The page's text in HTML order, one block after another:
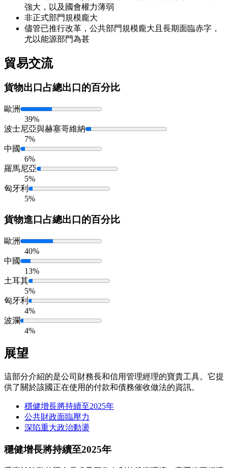
強大，以及國會權力薄弱
非正式部門規模龐大
儘管已推行改革，公共部門規模龐大且長期面臨赤字，
尤以能源部門為甚
貿易交流
貨物出口 占總出口的百分比
歐洲
39%
波士尼亞與赫塞哥維納
7%
中國
6%
羅馬尼亞
5%
匈牙利
5%
貨物進口占總出口的百分比
歐洲
40%
中國
13%
土耳其
5%
匈牙利
4%
波瀾
4%
展望
這部分介紹的是公司財務長和信用管理經理的寶貴工具。它提
供了關於該國正在使用的付款和債務催收做法的資訊。
穩健增長將持續至2025年
公共財政面臨壓力
深陷重大政治動盪
穩健增長將持續至2025年